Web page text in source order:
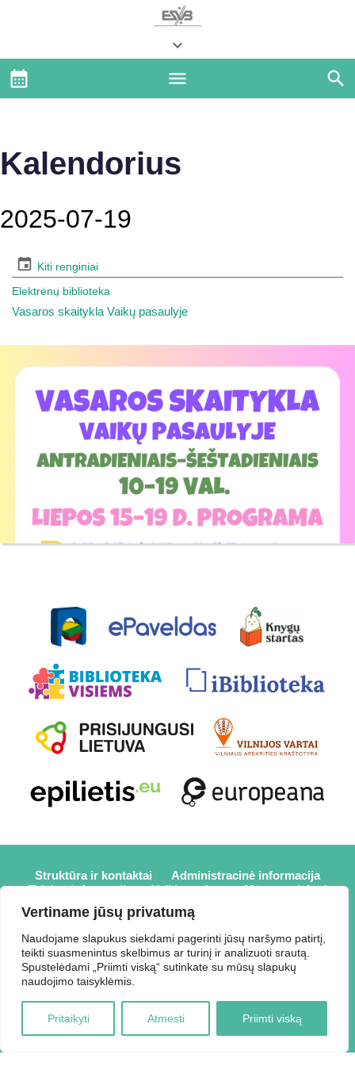
Vertiname jūsų privatumą
Naudojame slapukus siekdami pagerinti jūsų naršymo patirtį,
teikti suasmenintus skelbimus ar turinį ir analizuoti srautą.
Spustelėdami „Priimti viską“ sutinkate su mūsų slapukų
naudojimo taisyklėmis.
Pritaikyti Atmesti Priimti viską
Kalendorius
2025-07-19
Kiti renginiai
Elektrėnų biblioteka
Vasaros skaitykla Vaikų pasaulyje
Struktūra ir kontaktai
Administracinė informacija
Teisinė informacija
Veiklos sritys
Mūsų projektai
Karjera
Partneriai
Prisijungti
2026 © Elektrėnų savivaldybės viešoji biblioteka,
Savivaldybės biudžetinė įstaiga, Draugystės g. 2, LT-26110
Elektrėnai, tel.: +370 648 80 788, el.p.:
Duomenys kaupiami ir saugomi Juridinių asmenų registre,
kodas 188207697.